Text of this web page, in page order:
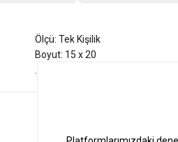
Ölçü: Tek Kişilik
Boyut: 15 x 20